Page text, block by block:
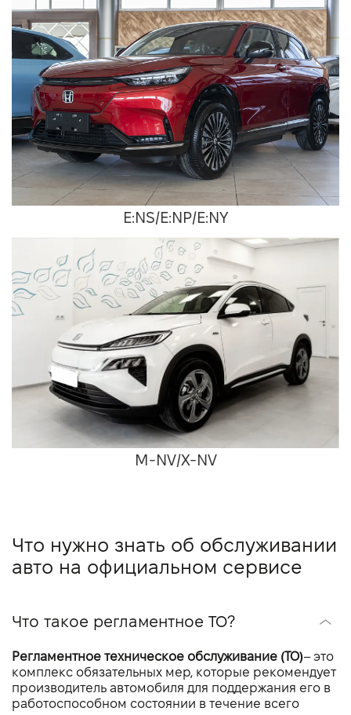
E:NS/E:NP/E:NY
M-NV/X-NV
Что нужно знать об обслуживании
авто на официальном сервисе
Что такое регламентное ТО?
Регламентное техническое обслуживание (ТО)– это
комплекс обязательных мер, которые рекомендует
производитель автомобиля для поддержания его в
работоспособном состоянии в течение всего